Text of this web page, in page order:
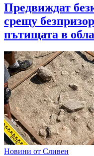
Предвиждат
срещу
пътищата в
Новини от Сливен